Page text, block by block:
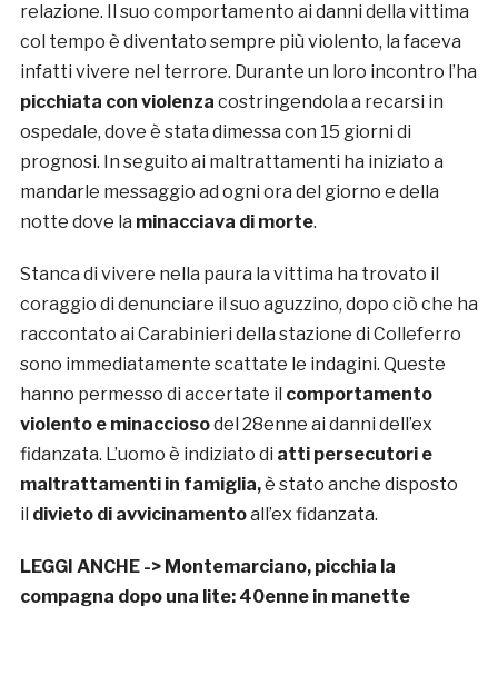
relazione. Il suo comportamento ai danni della vittima
col tempo è diventato sempre più violento, la faceva
infatti vivere nel terrore. Durante un loro incontro l’ha
picchiata con violenza costringendola a recarsi in
ospedale, dove è stata dimessa con 15 giorni di
prognosi. In seguito ai maltrattamenti ha iniziato a
mandarle messaggio ad ogni ora del giorno e della
notte dove la minacciava di morte.
Stanca di vivere nella paura la vittima ha trovato il
coraggio di denunciare il suo aguzzino, dopo ciò che ha
raccontato ai Carabinieri della stazione di Colleferro
sono immediatamente scattate le indagini. Queste
hanno permesso di accertate il comportamento
violento e minacciosodel 28enne ai danni dell’ex
fidanzata. L’uomo è indiziato di atti persecutori e
maltrattamenti in famiglia,è stato anche disposto
il divieto di avvicinamentoall’ex fidanzata.
LEGGI ANCHE -> Montemarciano, picchia la
compagna dopo una lite: 40enne in manette